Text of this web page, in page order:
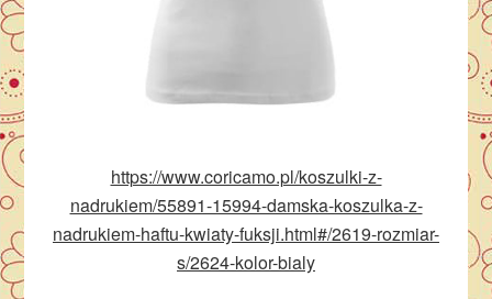
https://www.coricamo.pl/koszulki-z-
nadrukiem/55891-15994-damska-koszulka-z-
nadrukiem-haftu-kwiaty-fuksji.html#/2619-rozmiar-
s/2624-kolor-bialy